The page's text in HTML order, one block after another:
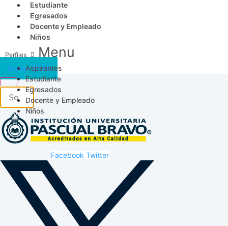
Estudiante
Egresados
Docente y Empleado
Niños
Menu
Aspirantes
Estudiante
Egresados
Docente y Empleado
Niños
Acceso SICAU
Facebook Twitter